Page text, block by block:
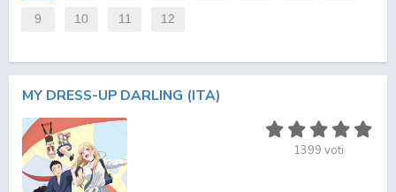
9 10 11 12
MY DRESS-UP DARLING (ITA)
1399 voti